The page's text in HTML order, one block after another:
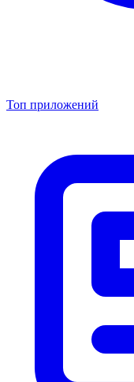
Топ приложений